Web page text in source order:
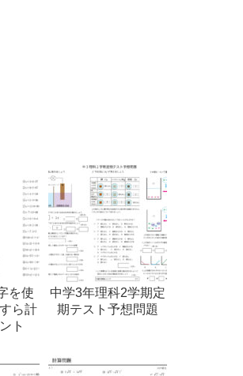
を使
ら計
ト
中学3年理科2学期定
期テスト予想問題